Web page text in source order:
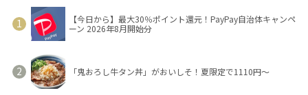
【今日から】最大30％ポイント還元！PayPay自治体キャンペ
ーン 2026年8月開始分
「鬼おろし牛タン丼」がおいしそ！夏限定で1110円～